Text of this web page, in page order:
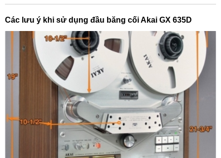
Các lưu ý khi sử dụng đầu băng cối Akai GX 635D